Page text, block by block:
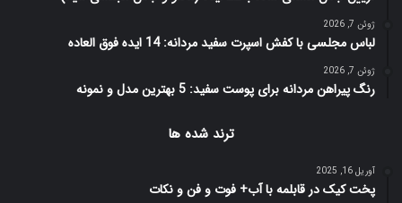
ژوئن 7, 2026
لباس مجلسی با کفش اسپرت سفید مردانه: 14 ایده فوق العاده
ژوئن 7, 2026
رنگ پیراهن مردانه برای پوست سفید: 5 بهترین مدل و نمونه
ترند شده ها
آوریل 16, 2025
پخت کیک در قابلمه با آب+ فوت و فن و نکات